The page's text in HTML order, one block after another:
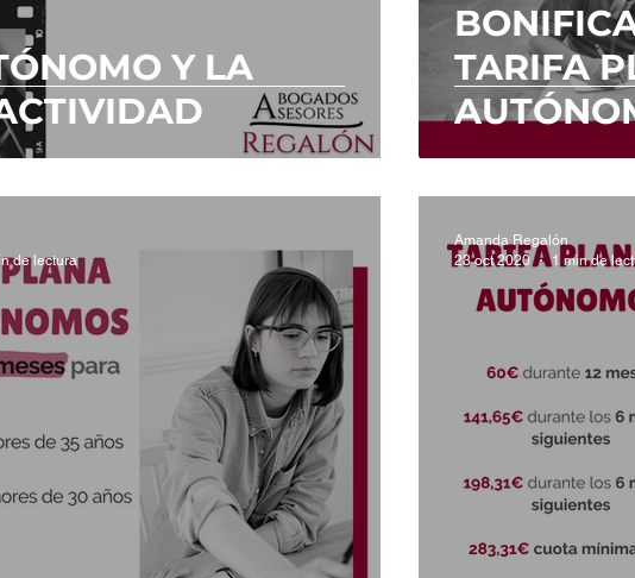
Y LA
TARIFA
de lectura
Amanda Regalón
23 oct 2020
1 min de